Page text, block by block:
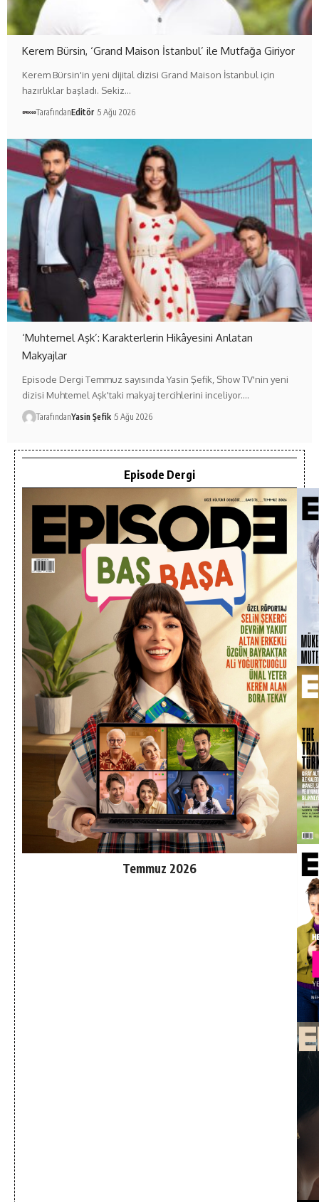
Kerem Bürsin, ‘Grand Maison İstanbul’ ile Mutfağa Giriyor
Kerem Bürsin'in yeni dijital dizisi Grand Maison İstanbul için
hazırlıklar başladı. Sekiz…
TarafındanEditör 5 Ağu 2026
‘Muhtemel Aşk’: Karakterlerin Hikâyesini Anlatan
Makyajlar
Episode Dergi Temmuz sayısında Yasin Şefik, Show TV'nin yeni
dizisi Muhtemel Aşk'taki makyaj tercihlerini inceliyor.…
TarafındanYasin Şefik 5 Ağu 2026
Episode Dergi
Temmuz 2026